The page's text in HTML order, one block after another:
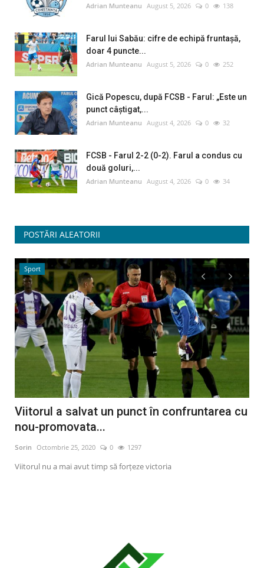
Adrian Munteanu August 5, 2026 0 138
Farul lui Sabău: cifre de echipă fruntașă,
doar 4 puncte...
Adrian Munteanu August 5, 2026 0 252
Gică Popescu, după FCSB - Farul: „Este un
punct câștigat,...
Adrian Munteanu August 4, 2026 0 32
FCSB - Farul 2-2 (0-2). Farul a condus cu
două goluri,...
Adrian Munteanu August 4, 2026 0 34
POSTĂRI ALEATORII
Sport
Viitorul a salvat un punct în confruntarea cu
nou-promovata...
Sorin Octombrie 25, 2020 0 1297
Viitorul nu a mai avut timp să forţeze victoria